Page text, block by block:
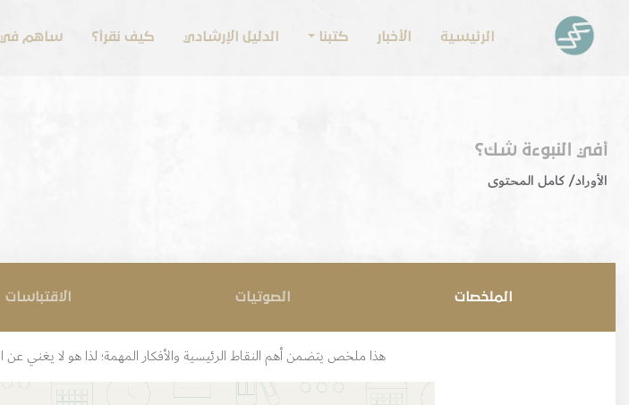
الرئيسية الأخبار كتبنا الدليل الإرشادي كيف نقرأ؟ ساهم في
أفي النبوءة شك؟
الأوراد/كامل المحتوى
الملخصات الصوتيات الاقتباسات
هذا ملخص يتضمن أهم النقاط الرئيسية والأفكار المهمة؛ لذا هو لا